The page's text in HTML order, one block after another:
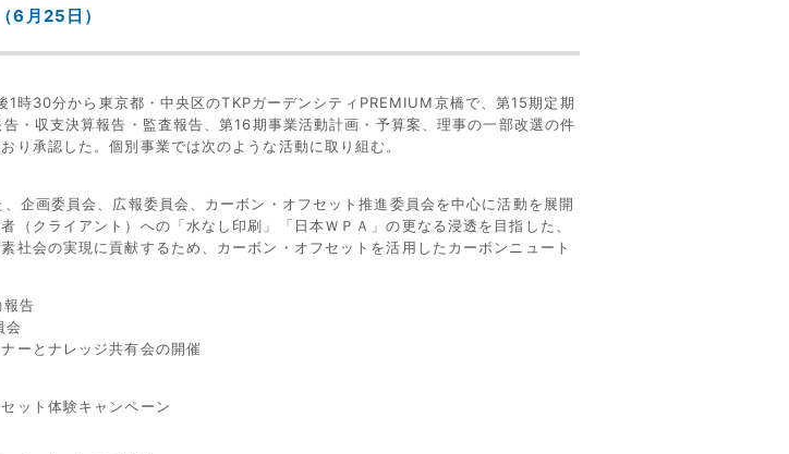
6月25日）
1時30分から東京都・中央区のTKPガーデンシティPREMIUM京橋で、第15期定期
・収支決算報告・監査報告、第16期事業活動計画・予算案、理事の一部改選の件
り承認した。個別事業では次のような活動に取り組む。
企画委員会、広報委員会、カーボン・オフセット推進委員会を中心に活動を展開
（クライアント）への「水なし印刷」「日本ＷＰＡ」の更なる浸透を目指した、
社会の実現に貢献するため、カーボン・オフセットを活用したカーボンニュート
報告
会
ーとナレッジ共有会の開催
ット体験キャンペーン